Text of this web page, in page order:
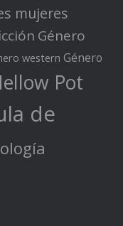
mujeres
Género
western Género
Pot
de